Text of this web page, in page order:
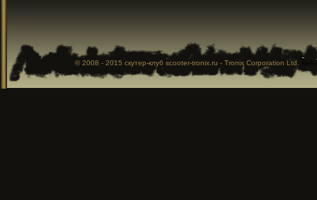
© 2008 - 2015 скутер-клуб scooter-tronix.ru - Tronix Corporation Ltd.